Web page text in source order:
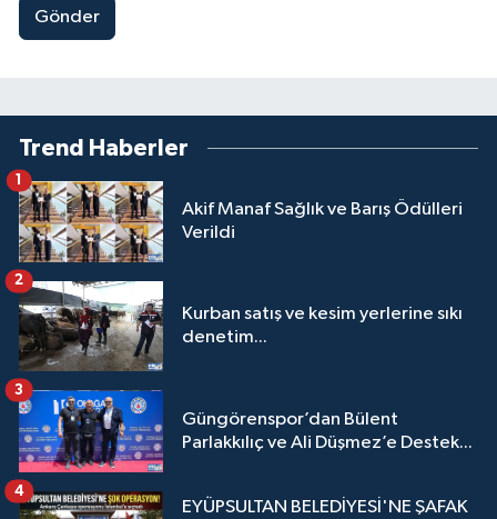
Gönder
Trend Haberler
Akif Manaf Sağlık ve Barış Ödülleri
Verildi
1
Kurban satış ve kesim yerlerine sıkı
denetim...
2
Güngörenspor’dan Bülent
Parlakkılıç ve Ali Düşmez’e Destek...
3
EYÜPSULTAN BELEDİYESİ'NE ŞAFAK
4